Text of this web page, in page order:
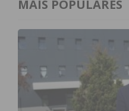
MAIS POPULARES